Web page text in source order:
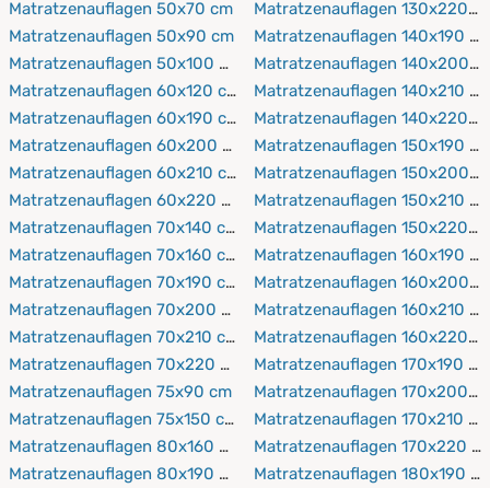
Kombination ist ideal, wenn Sie Ihre große Liegefläche
sowohl hygienisch als auch besonders bequem
gestalten möchten.
kürzerer Abstand sinnvoll sein. Viele PROCAVE
Matratzenschoner lassen sich bei höheren
Temperaturen in der Maschine waschen und teilweise
im Trockner trocknen. So bleibt die große Liegefläche
auch bei häufiger Verwendung hygienisch sauber.
Matratzenauflagen 50x70 cm
Matratzenauflagen 50x90 cm
Matratzenauflagen 50x100 cm
Matratzenauflagen 60x120 cm
Matratzenauflagen 60x190 cm
Matratzenauflagen 60x200 cm
Matratzenauflagen 60x210 cm
Matratzenauflagen 60x220 cm
Matratzenauflagen 70x140 cm
Matratzenauflagen 70x160 cm
Matratzenauflagen 70x190 cm
Matratzenauflagen 70x200 cm
Matratzenauflagen 70x210 cm
Matratzenauflagen 70x220 cm
Matratzenauflagen 75x90 cm
Matratzenauflagen 75x150 cm
Matratzenauflagen 80x160 cm
Matratzenauflagen 80x190 cm
Matratzenauflagen 130x220
Matratzenauflagen 140x190
Matratzenauflagen 140x200
Matratzenauflagen 140x210
Matratzenauflagen 140x220
Matratzenauflagen 150x190
Matratzenauflagen 150x200
Matratzenauflagen 150x210
Matratzenauflagen 150x220
Matratzenauflagen 160x190
Matratzenauflagen 160x200
Matratzenauflagen 160x210
Matratzenauflagen 160x220
Matratzenauflagen 170x190 cm
Matratzenauflagen 170x200
Matratzenauflagen 170x210 cm
Matratzenauflagen 170x220
Matratzenauflagen 180x190